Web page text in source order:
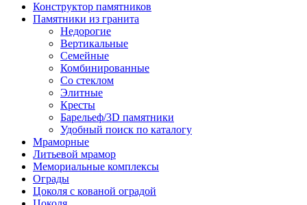
Конструктор памятников
Памятники из гранита
Недорогие
Вертикальные
Семейные
Комбинированные
Со стеклом
Элитные
Кресты
Барельеф/3D памятники
Удобный поиск по каталогу
Мраморные
Литьевой мрамор
Мемориальные комплексы
Ограды
Цоколя с кованой оградой